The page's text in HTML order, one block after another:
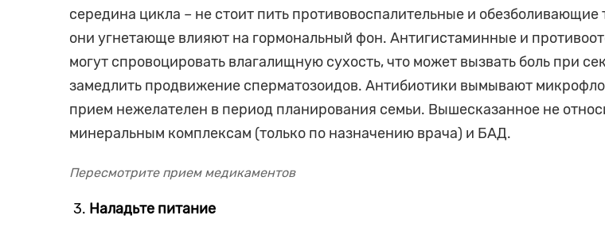
середина цикла – не стоит пить противовоспалительные и обезболивающие
они угнетающе влияют на гормональный фон. Антигистаминные и
могут спровоцировать влагалищную сухость, что может вызвать боль при
замедлить продвижение сперматозоидов. Антибиотики вымывают
прием нежелателен в период планирования семьи. Вышесказанное не
минеральным комплексам (только по назначению врача) и БАД.
Пересмотрите прием медикаментов
Наладьте питание